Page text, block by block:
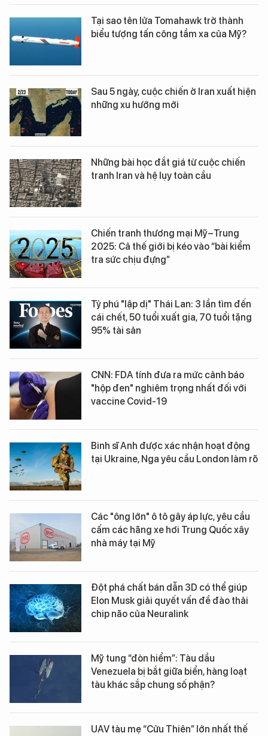
Tại sao tên lửa Tomahawk trở thành
biểu tượng tấn công tầm xa của Mỹ?
Sau 5 ngày, cuộc chiến ở Iran xuất hiện
những xu hướng mới
Những bài học đắt giá từ cuộc chiến
tranh Iran và hệ lụy toàn cầu
Chiến tranh thương mại Mỹ–Trung
2025: Cả thế giới bị kéo vào “bài kiểm
tra sức chịu đựng”
Tỷ phú "lập dị" Thái Lan: 3 lần tìm đến
cái chết, 50 tuổi xuất gia, 70 tuổi tặng
95% tài sản
CNN: FDA tính đưa ra mức cảnh báo
"hộp đen" nghiêm trọng nhất đối với
vaccine Covid-19
Binh sĩ Anh được xác nhận hoạt động
tại Ukraine, Nga yêu cầu London làm rõ
Các "ông lớn" ô tô gây áp lực, yêu cầu
cấm các hãng xe hơi Trung Quốc xây
nhà máy tại Mỹ
Đột phá chất bán dẫn 3D có thể giúp
Elon Musk giải quyết vấn đề đào thải
chip não của Neuralink
Mỹ tung “đòn hiểm”: Tàu dầu
Venezuela bị bắt giữa biển, hàng loạt
tàu khác sắp chung số phận?
UAV tàu mẹ “Cửu Thiên” lớn nhất thế